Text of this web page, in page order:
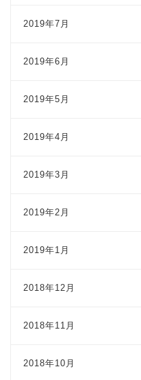
2019年7月
2019年6月
2019年5月
2019年4月
2019年3月
2019年2月
2019年1月
2018年12月
2018年11月
2018年10月